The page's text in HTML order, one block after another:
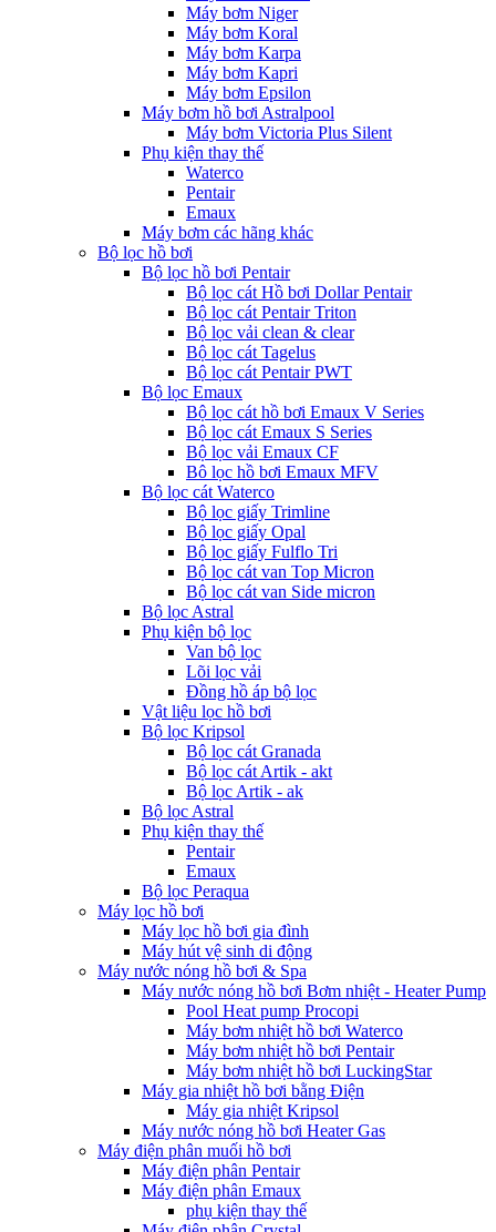
Máy bơm Niger
Máy bơm Koral
Máy bơm Karpa
Máy bơm Kapri
Máy bơm Epsilon
Máy bơm hồ bơi Astralpool
Máy bơm Victoria Plus Silent
Phụ kiện thay thế
Waterco
Pentair
Emaux
Máy bơm các hãng khác
Bộ lọc hồ bơi
Bộ lọc hồ bơi Pentair
Bộ lọc cát Hồ bơi Dollar Pentair
Bộ lọc cát Pentair Triton
Bộ lọc vải clean & clear
Bộ lọc cát Tagelus
Bộ lọc cát Pentair PWT
Bộ lọc Emaux
Bộ lọc cát hồ bơi Emaux V Series
Bộ lọc cát Emaux S Series
Bộ lọc vải Emaux CF
Bô lọc hồ bơi Emaux MFV
Bộ lọc cát Waterco
Bộ lọc giấy Trimline
Bộ lọc giấy Opal
Bộ lọc giấy Fulflo Tri
Bộ lọc cát van Top Micron
Bộ lọc cát van Side micron
Bộ lọc Astral
Phụ kiện bộ lọc
Van bộ lọc
Lõi lọc vải
Đồng hồ áp bộ lọc
Vật liệu lọc hồ bơi
Bộ lọc Kripsol
Bộ lọc cát Granada
Bộ lọc cát Artik - akt
Bộ lọc Artik - ak
Bộ lọc Astral
Phụ kiện thay thế
Pentair
Emaux
Bộ lọc Peraqua
Máy lọc hồ bơi
Máy lọc hồ bơi gia đình
Máy hút vệ sinh di động
Máy nước nóng hồ bơi & Spa
Máy nước nóng hồ bơi Bơm nhiệt - Heater Pump
Pool Heat pump Procopi
Máy bơm nhiệt hồ bơi Waterco
Máy bơm nhiệt hồ bơi Pentair
Máy bơm nhiệt hồ bơi LuckingStar
Máy gia nhiệt hồ bơi bằng Điện
Máy gia nhiệt Kripsol
Máy nước nóng hồ bơi Heater Gas
Máy điện phân muối hồ bơi
Máy điện phân Pentair
Máy điện phân Emaux
phụ kiện thay thế